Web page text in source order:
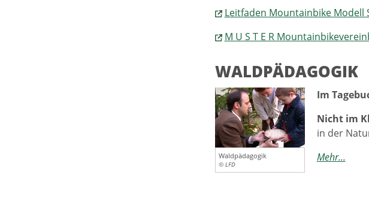
Leitfaden Mountainbike Modell
M U S T E R
WALDPÄDAGOGIK
Waldpädagogik
© LFD
Im
Nicht im
in der
Mehr...